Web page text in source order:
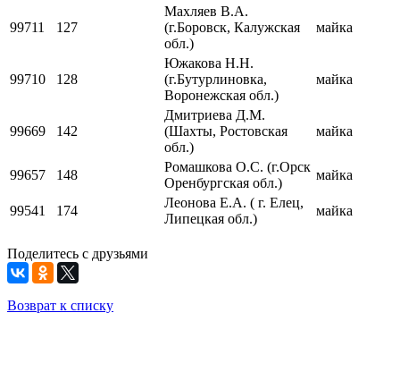
99711 127
Махляев В.А.
(г.Боровск, Калужская
обл.)
майка
99710 128
Южакова Н.Н.
(г.Бутурлиновка,
Воронежская обл.)
майка
99669 142
Дмитриева Д.М.
(Шахты, Ростовская
обл.)
майка
99657 148
Ромашкова О.С. (г.Орск
Оренбургская обл.)
майка
99541 174
Леонова Е.А. ( г. Елец,
Липецкая обл.)
майка
Поделитесь с друзьями
Возврат к списку